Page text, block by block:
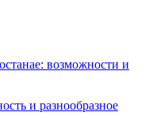
возможности и
и разнообразное